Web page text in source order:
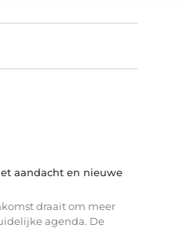
aandacht en nieuwe
draait om meer
agenda. De